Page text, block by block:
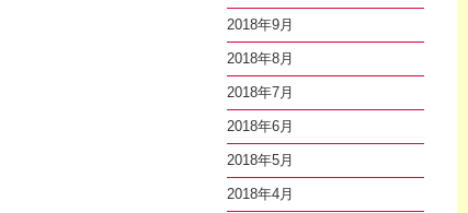
2018年9月
2018年8月
2018年7月
2018年6月
2018年5月
2018年4月